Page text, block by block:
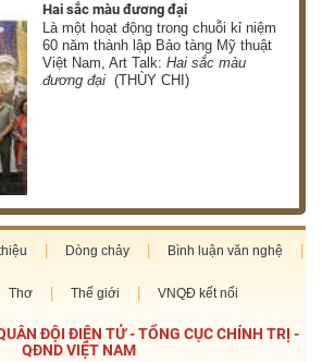
Hai sắc màu đương đại
Là một hoạt động trong chuỗi kỉ niệm
60 năm thành lập Bảo tàng Mỹ thuật
Việt Nam, Art Talk:Hai sắc màu
đương đại (THÙY CHI)
Dòng chảy Bình luận văn nghệ
Thơ Thế giới VNQĐ kết nối
ĐỘI ĐIỆN TỬ - TỔNG CỤC CHÍNH TRỊ -
QĐND VIỆT NAM